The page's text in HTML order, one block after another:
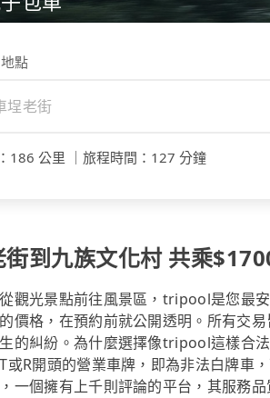
點
： 186 公里 旅程時間 ： 127 分鐘
街到九族文化村 共乘
觀光景點前往風景區，tripool是您最
價格，在預約前就公開透明。所有交
的糾紛。為什麼選擇像tripool這樣合
或R開頭的營業車牌，即為非法白牌車
一個擁有上千則評論的平台，其服務